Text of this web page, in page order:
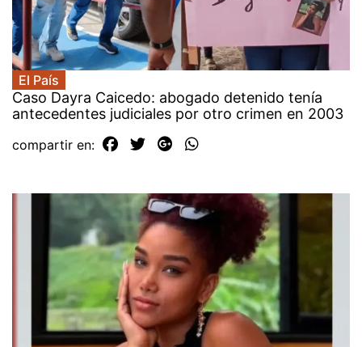
El País
Caso Dayra Caicedo: abogado detenido tenía
antecedentes judiciales por otro crimen en 2003
compartir en: